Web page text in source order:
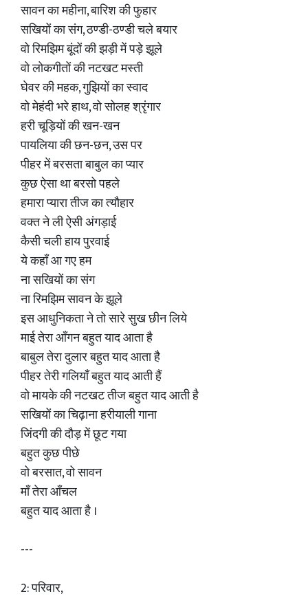
सावन का महीना, बारिश की फुहार
सखियों का संग, ठण्डी-ठण्डी चले बयार
वो रिमझिम बूंदों की झड़ी में पड़े झूले
वो लोकगीतों की नटखट मस्ती
घेवर की महक, गुझियों का स्वाद
वो मेहंदी भरे हाथ, वो सोलह श्रृंगार
हरी चूड़ियों की खन-खन
पायलिया की छन-छन, उस पर
पीहर में बरसता बाबुल का प्यार
कुछ ऐसा था बरसो पहले
हमारा प्यारा तीज का त्यौहार
वक्त ने ली ऐसी अंगड़ाई
कैसी चली हाय पुरवाई
ये कहाँ आ गए हम
ना सखियों का संग
ना रिमझिम सावन के झूले
इस आधुनिकता ने तो सारे सुख छीन लिये
माई तेरा आँगन बहुत याद आता है
बाबुल तेरा दुलार बहुत याद आता है
पीहर तेरी गलियाँ बहुत याद आती हैं
वो मायके की नटखट तीज बहुत याद आती है
सखियों का चिढ़ाना हरीयाली गाना
जिंदगी की दौड़ में छूट गया
बहुत कुछ पीछे
वो बरसात, वो सावन
माँ तेरा आँचल
बहुत याद आता है ।
---
2: परिवार,